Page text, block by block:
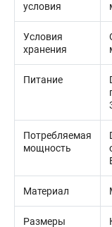
условия
Условия
хранения
Питание
Потребляемая
мощность
Материал
Размеры